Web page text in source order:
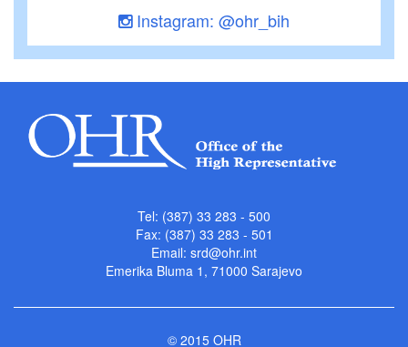
Instagram: @ohr_bih
Tel: (387) 33 283 - 500
Fax: (387) 33 283 - 501
Email: srd@ohr.int
Emerika Bluma 1, 71000 Sarajevo
© 2015 OHR